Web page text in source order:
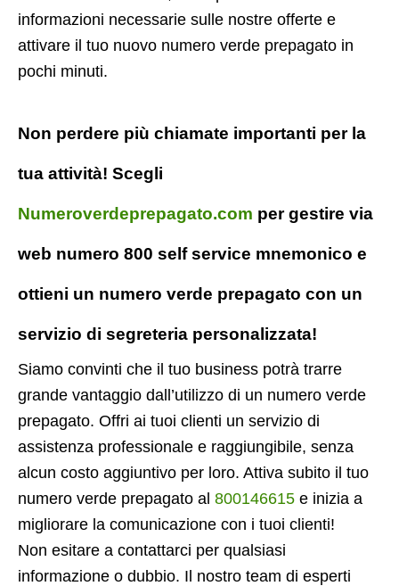
informazioni necessarie sulle nostre offerte e
attivare il tuo nuovo numero verde prepagato in
pochi minuti.
Non perdere più chiamate importanti per la
tua attività! Scegli
Numeroverdeprepagato.com per gestire via
web numero 800 self service mnemonico e
ottieni un numero verde prepagato con un
servizio di segreteria personalizzata!
Siamo convinti che il tuo business potrà trarre
grande vantaggio dall’utilizzo di un numero verde
prepagato. Offri ai tuoi clienti un servizio di
assistenza professionale e raggiungibile, senza
alcun costo aggiuntivo per loro. Attiva subito il tuo
numero verde prepagato al 800146615 e inizia a
migliorare la comunicazione con i tuoi clienti!
Non esitare a contattarci per qualsiasi
informazione o dubbio. Il nostro team di esperti